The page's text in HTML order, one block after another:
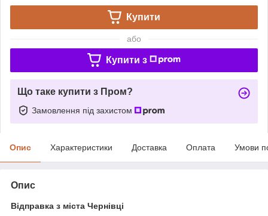
Купити
або
Купити з
Що таке купити з Пром?
Замовлення під захистом
Опис Характеристики Доставка Оплата Умови
Опис
Відправка з міста Чернівці